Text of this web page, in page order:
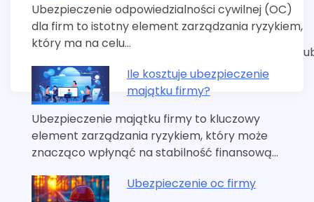
Ubezpieczenie odpowiedzialności cywilnej (OC)
dla firm to istotny element zarządzania ryzykiem,
który ma na celu…
Ile kosztuje ubezpieczenie
majątku firmy?
Ubezpieczenie majątku firmy to kluczowy
element zarządzania ryzykiem, który może
znacząco wpłynąć na stabilność finansową…
Ubezpieczenie oc firmy